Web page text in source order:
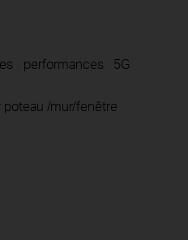
performances 5G
/mur/fenêtre